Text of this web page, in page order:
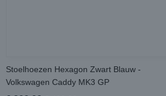
Stoelhoezen Hexagon Zwart Blauw -
Volkswagen Caddy MK3 GP